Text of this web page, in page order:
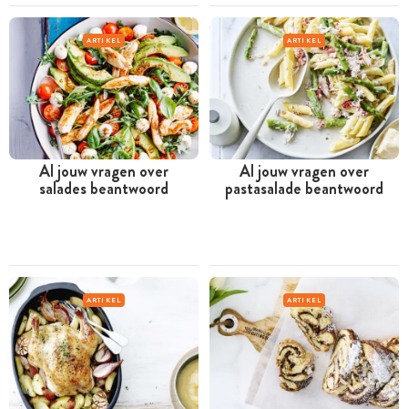
ARTIKEL
Al jouw vragen over
salades beantwoord
ARTIKEL
Al jouw vragen over
pastasalade beantwoord
ARTIKEL ARTIKEL